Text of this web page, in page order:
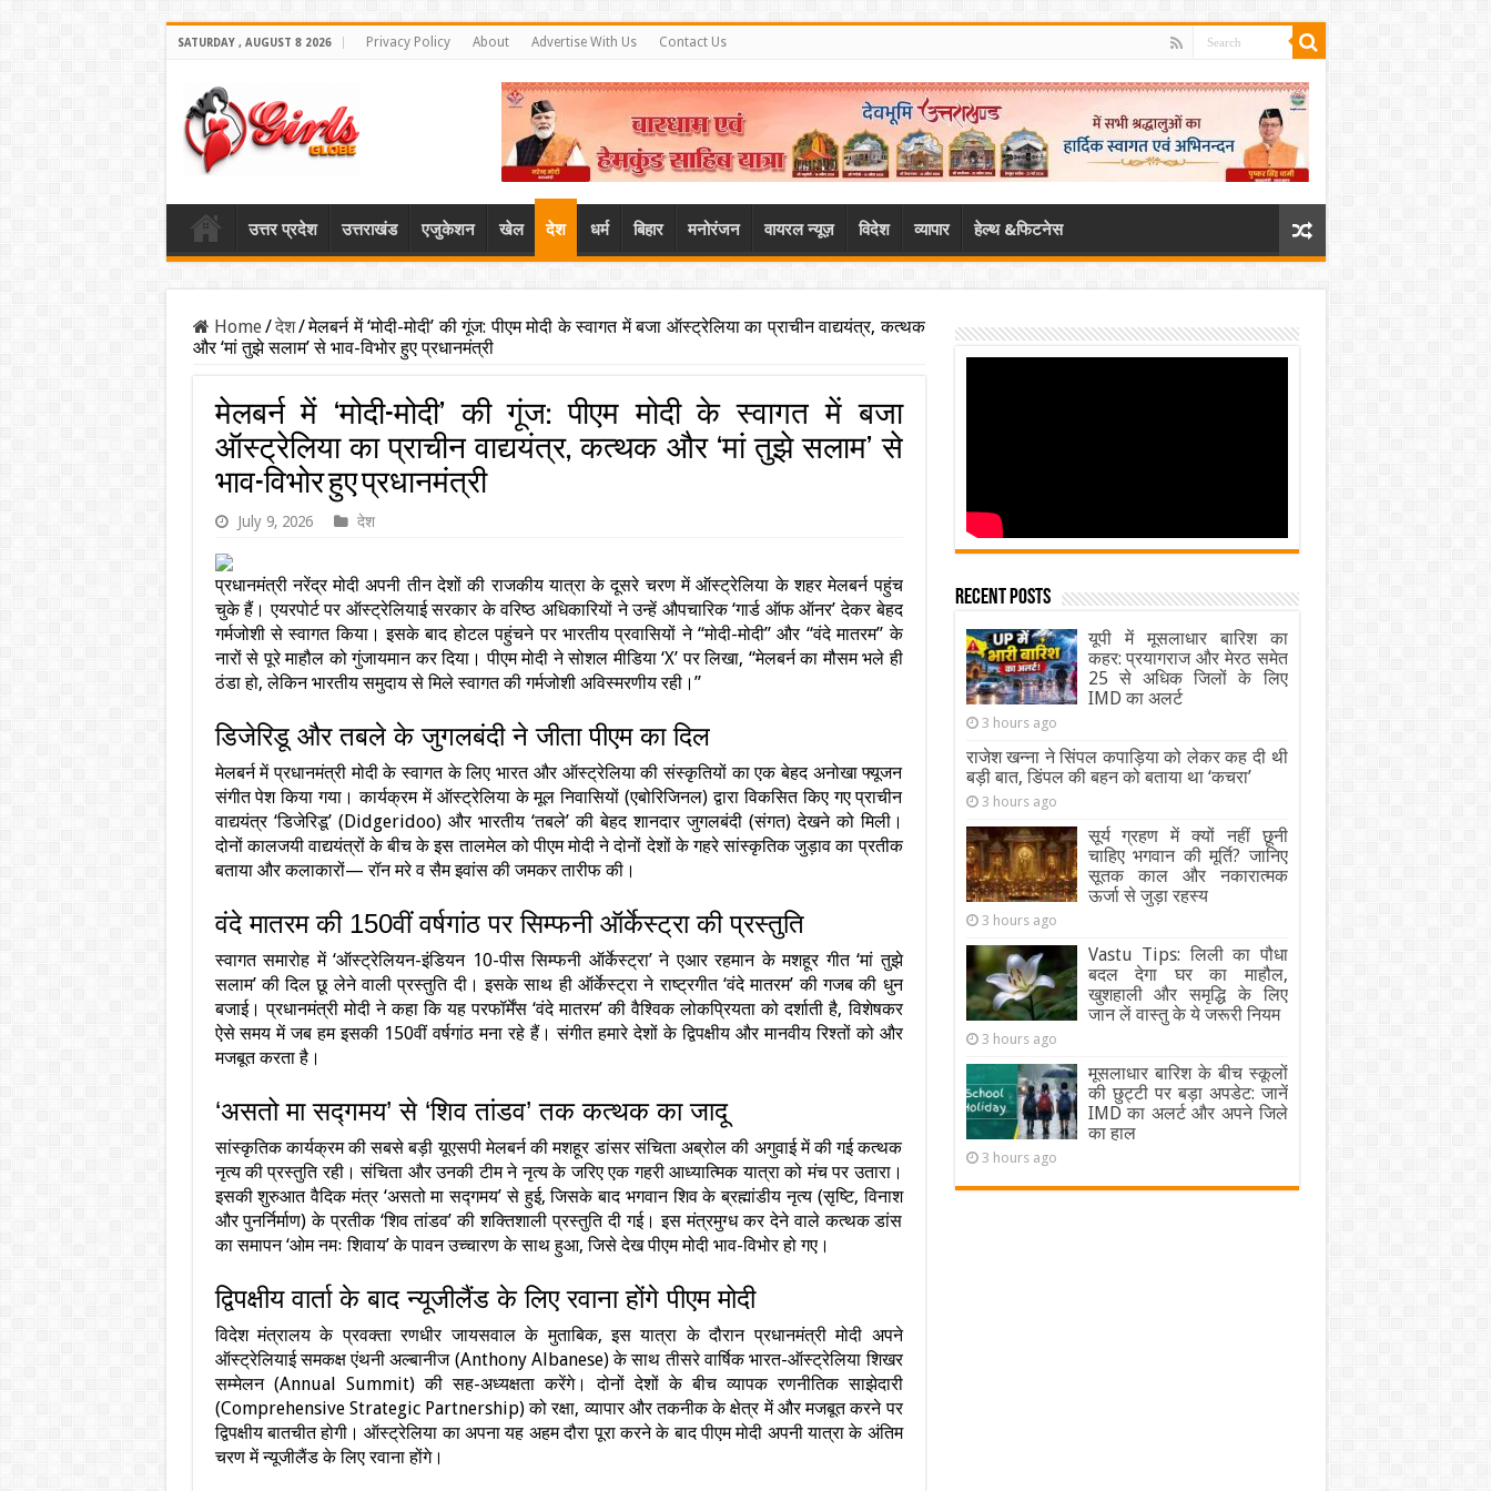
SATURDAY , AUGUST 8 2026 Privacy Policy About Advertise With Us Contact Us
उत्तर प्रदेश उत्तराखंड एजुकेशन खेल देश धर्म बिहार मनोरंजन वायरल न्यूज़ विदेश व्यापार हेल्थ &फिटनेस
Home/देश/मेलबर्न में ‘मोदी-मोदी’ की गूंज: पीएम मोदी के स्वागत में बजा ऑस्ट्रेलिया का प्राचीन वाद्ययंत्र, कत्थक
और ‘मां तुझे सलाम’ से भाव-विभोर हुए प्रधानमंत्री
मेलबर्न में ‘मोदी-मोदी’ की गूंज: पीएम मोदी के स्वागत में बजा
ऑस्ट्रेलिया का प्राचीन वाद्ययंत्र, कत्थक और ‘मां तुझे सलाम’ से
भाव-विभोर हुए प्रधानमंत्री
July 9, 2026 देश
प्रधानमंत्री नरेंद्र मोदी अपनी तीन देशों की राजकीय यात्रा के दूसरे चरण में ऑस्ट्रेलिया के शहर मेलबर्न पहुंच
चुके हैं। एयरपोर्ट पर ऑस्ट्रेलियाई सरकार के वरिष्ठ अधिकारियों ने उन्हें औपचारिक ‘गार्ड ऑफ ऑनर’ देकर बेहद
गर्मजोशी से स्वागत किया। इसके बाद होटल पहुंचने पर भारतीय प्रवासियों ने “मोदी-मोदी” और “वंदे मातरम” के
नारों से पूरे माहौल को गुंजायमान कर दिया। पीएम मोदी ने सोशल मीडिया ‘X’ पर लिखा, “मेलबर्न का मौसम भले ही
ठंडा हो, लेकिन भारतीय समुदाय से मिले स्वागत की गर्मजोशी अविस्मरणीय रही।”
डिजेरिडू और तबले के जुगलबंदी ने जीता पीएम का दिल
मेलबर्न में प्रधानमंत्री मोदी के स्वागत के लिए भारत और ऑस्ट्रेलिया की संस्कृतियों का एक बेहद अनोखा फ्यूजन
संगीत पेश किया गया। कार्यक्रम में ऑस्ट्रेलिया के मूल निवासियों (एबोरिजिनल) द्वारा विकसित किए गए प्राचीन
वाद्ययंत्र ‘डिजेरिडू’ (Didgeridoo) और भारतीय ‘तबले’ की बेहद शानदार जुगलबंदी (संगत) देखने को मिली।
दोनों कालजयी वाद्ययंत्रों के बीच के इस तालमेल को पीएम मोदी ने दोनों देशों के गहरे सांस्कृतिक जुड़ाव का प्रतीक
बताया और कलाकारों— रॉन मरे व सैम इवांस की जमकर तारीफ की।
वंदे मातरम की 150वीं वर्षगांठ पर सिम्फनी ऑर्केस्ट्रा की प्रस्तुति
स्वागत समारोह में ‘ऑस्ट्रेलियन-इंडियन 10-पीस सिम्फनी ऑर्केस्ट्रा’ ने एआर रहमान के मशहूर गीत ‘मां तुझे
सलाम’ की दिल छू लेने वाली प्रस्तुति दी। इसके साथ ही ऑर्केस्ट्रा ने राष्ट्रगीत ‘वंदे मातरम’ की गजब की धुन
बजाई। प्रधानमंत्री मोदी ने कहा कि यह परफॉर्मेंस ‘वंदे मातरम’ की वैश्विक लोकप्रियता को दर्शाती है, विशेषकर
ऐसे समय में जब हम इसकी 150वीं वर्षगांठ मना रहे हैं। संगीत हमारे देशों के द्विपक्षीय और मानवीय रिश्तों को और
मजबूत करता है।
‘असतो मा सद्गमय’ से ‘शिव तांडव’ तक कत्थक का जादू
सांस्कृतिक कार्यक्रम की सबसे बड़ी यूएसपी मेलबर्न की मशहूर डांसर संचिता अब्रोल की अगुवाई में की गई कत्थक
नृत्य की प्रस्तुति रही। संचिता और उनकी टीम ने नृत्य के जरिए एक गहरी आध्यात्मिक यात्रा को मंच पर उतारा।
इसकी शुरुआत वैदिक मंत्र ‘असतो मा सद्गमय’ से हुई, जिसके बाद भगवान शिव के ब्रह्मांडीय नृत्य (सृष्टि, विनाश
और पुनर्निर्माण) के प्रतीक ‘शिव तांडव’ की शक्तिशाली प्रस्तुति दी गई। इस मंत्रमुग्ध कर देने वाले कत्थक डांस
का समापन ‘ओम नमः शिवाय’ के पावन उच्चारण के साथ हुआ, जिसे देख पीएम मोदी भाव-विभोर हो गए।
द्विपक्षीय वार्ता के बाद न्यूजीलैंड के लिए रवाना होंगे पीएम मोदी
विदेश मंत्रालय के प्रवक्ता रणधीर जायसवाल के मुताबिक, इस यात्रा के दौरान प्रधानमंत्री मोदी अपने
ऑस्ट्रेलियाई समकक्ष एंथनी अल्बानीज (Anthony Albanese) के साथ तीसरे वार्षिक भारत-ऑस्ट्रेलिया शिखर
सम्मेलन (Annual Summit) की सह-अध्यक्षता करेंगे। दोनों देशों के बीच व्यापक रणनीतिक साझेदारी
(Comprehensive Strategic Partnership) को रक्षा, व्यापार और तकनीक के क्षेत्र में और मजबूत करने पर
द्विपक्षीय बातचीत होगी। ऑस्ट्रेलिया का अपना यह अहम दौरा पूरा करने के बाद पीएम मोदी अपनी यात्रा के अंतिम
चरण में न्यूजीलैंड के लिए रवाना होंगे।
Recent Posts
यूपी में मूसलाधार बारिश का
कहर: प्रयागराज और मेरठ समेत
25 से अधिक जिलों के लिए
IMD का अलर्ट
3 hours ago
राजेश खन्ना ने सिंपल कपाड़िया को लेकर कह दी थी
बड़ी बात, डिंपल की बहन को बताया था ‘कचरा’
3 hours ago
सूर्य ग्रहण में क्यों नहीं छूनी
चाहिए भगवान की मूर्ति? जानिए
सूतक काल और नकारात्मक
ऊर्जा से जुड़ा रहस्य
3 hours ago
Vastu Tips: लिली का पौधा
बदल देगा घर का माहौल,
खुशहाली और समृद्धि के लिए
जान लें वास्तु के ये जरूरी नियम
3 hours ago
मूसलाधार बारिश के बीच स्कूलों
की छुट्टी पर बड़ा अपडेट: जानें
IMD का अलर्ट और अपने जिले
का हाल
3 hours ago